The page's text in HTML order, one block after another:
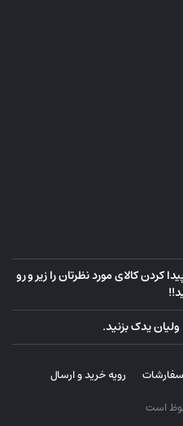
کردن کالای مورد نظرتان را زیر و رو
یدک بزنید.
رویه خرید و ارسال
است